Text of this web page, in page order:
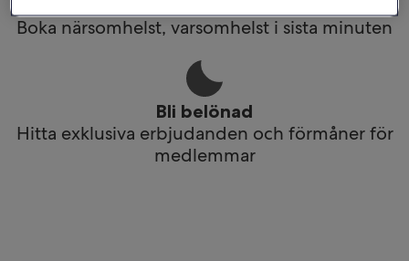
Boka närsomhelst, varsomhelst i sista minuten
Bli belönad
Hitta exklusiva erbjudanden och förmåner för
medlemmar